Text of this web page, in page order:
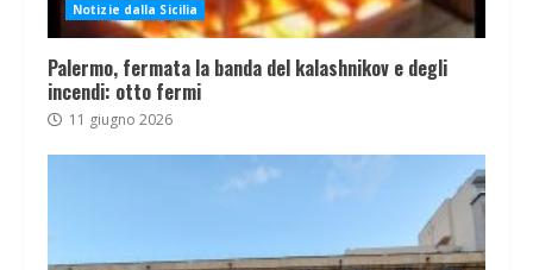
Notizie dalla Sicilia
Palermo, fermata la banda del kalashnikov e degli
incendi: otto fermi
11 giugno 2026